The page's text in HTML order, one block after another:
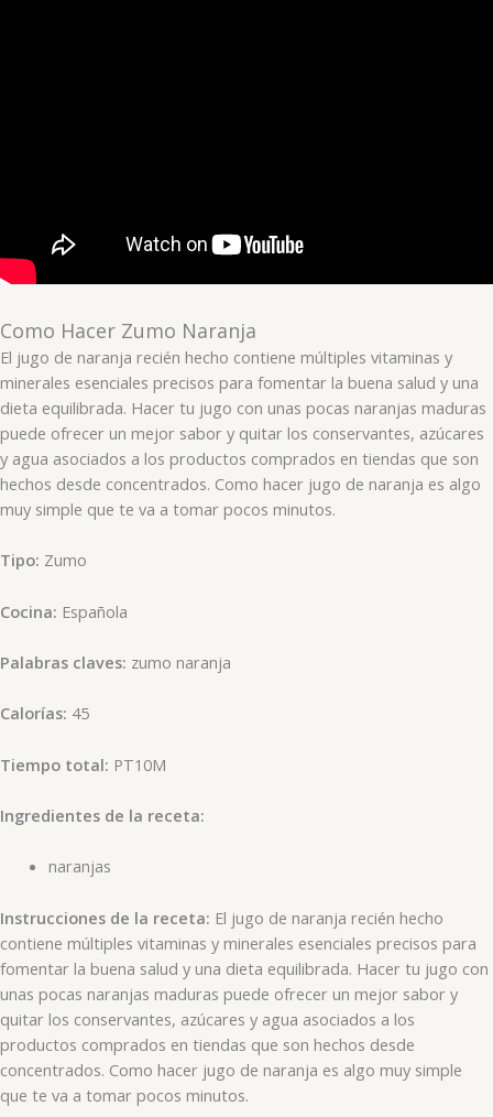
Como Hacer Zumo Naranja
El jugo de naranja recién hecho contiene múltiples vitaminas y
minerales esenciales precisos para fomentar la buena salud y una
dieta equilibrada. Hacer tu jugo con unas pocas naranjas maduras
puede ofrecer un mejor sabor y quitar los conservantes, azúcares
y agua asociados a los productos comprados en tiendas que son
hechos desde concentrados. Como hacer jugo de naranja es algo
muy simple que te va a tomar pocos minutos.
Tipo: Zumo
Cocina: Española
Palabras claves: zumo naranja
Calorías: 45
Tiempo total: PT10M
Ingredientes de la receta:
naranjas
Instrucciones de la receta: El jugo de naranja recién hecho
contiene múltiples vitaminas y minerales esenciales precisos para
fomentar la buena salud y una dieta equilibrada. Hacer tu jugo con
unas pocas naranjas maduras puede ofrecer un mejor sabor y
quitar los conservantes, azúcares y agua asociados a los
productos comprados en tiendas que son hechos desde
concentrados. Como hacer jugo de naranja es algo muy simple
que te va a tomar pocos minutos.